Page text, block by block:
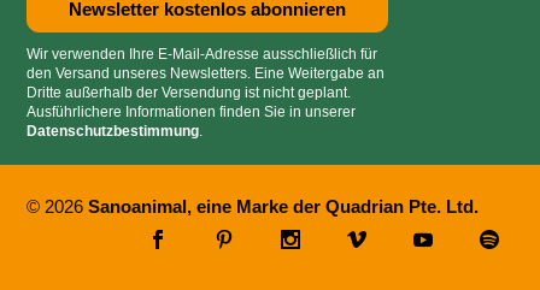
Wir verwenden Ihre E-Mail-Adresse ausschließlich für
den Versand unseres Newsletters. Eine Weitergabe an
Dritte außerhalb der Versendung ist nicht geplant.
Ausführlichere Informationen finden Sie in unserer
Datenschutzbestimmung.
© 2026Sanoanimal, eine Marke der Quadrian Pte. Ltd.